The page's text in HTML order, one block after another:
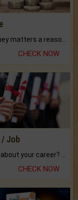
CHECK NOW
/ Job
CHECK NOW